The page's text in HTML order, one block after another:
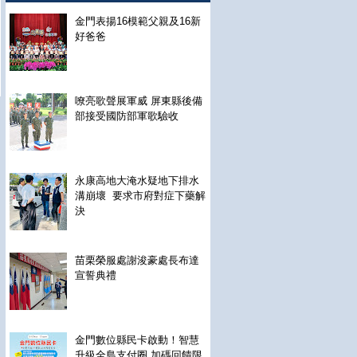
金門表揚16模範父親及16新
好爸爸
嘹亮歌聲展軍威 屏東縣後備
部接受國防部軍歌驗收
永康高地大淹水疑地下排水
溝崩壞 要求市府對症下藥解
決
苗栗榮服處謝浚豪處長布達
宣誓典禮
金門數位縣民卡啟動！智慧